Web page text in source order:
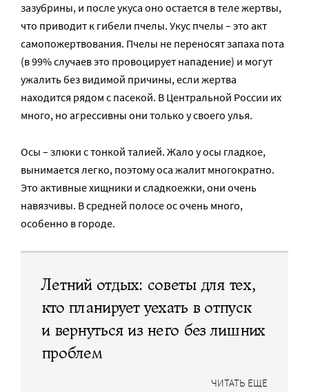
зазубрины, и после укуса оно остается в теле жертвы,
что приводит к гибели пчелы. Укус пчелы – это акт
самопожертвования. Пчелы не переносят запаха пота
(в 99% случаев это провоцирует нападение) и могут
ужалить без видимой причины, если жертва
находится рядом с пасекой. В Центральной России их
много, но агрессивны они только у своего улья.
Осы – злюки с тонкой талией. Жало у осы гладкое,
вынимается легко, поэтому оса жалит многократно.
Это активные хищники и сладкоежки, они очень
навязчивы. В средней полосе ос очень много,
особенно в городе.
Летний отдых: советы для тех,
кто планирует уехать в отпуск
и вернуться из него без лишних
проблем
ЧИТАТЬ ЕЩЕ